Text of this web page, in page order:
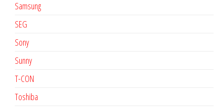
Samsung
SEG
Sony
Sunny
T-CON
Toshiba